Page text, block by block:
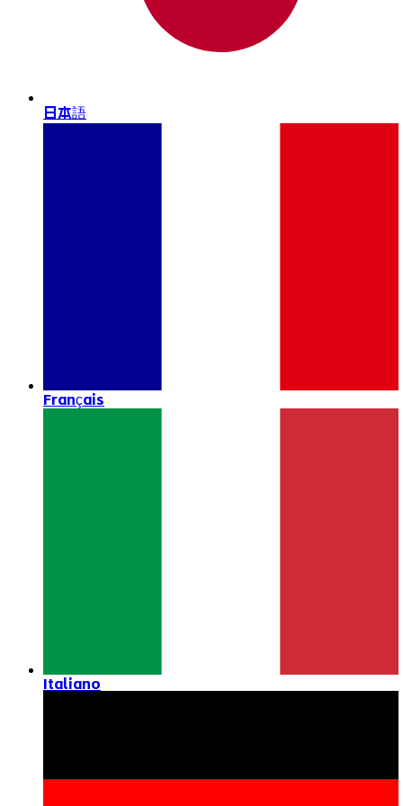
日本語
Français
Italiano